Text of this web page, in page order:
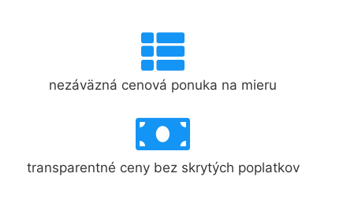
nezáväzná cenová ponuka na mieru
transparentné ceny bez skrytých poplatkov